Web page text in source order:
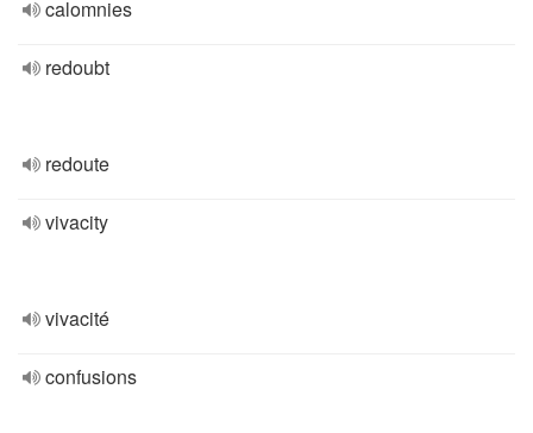
calomnies
redoubt
redoute
vivacity
vivacité
confusions